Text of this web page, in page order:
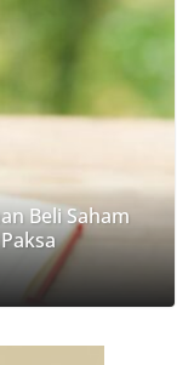
Beli Saham